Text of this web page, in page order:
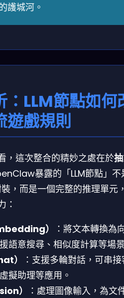
護城河。
：LLM節點如何
遊戲規則
，這次整合的精妙之處在於
暴露的「LLM節點」不
，而是一個完整的推理單元
：
）
：將文本轉換為
語意搜尋、相似度計算等場
）
：支援多輪對話，可串
擬助理等應用。
）
：處理圖像輸入，為文